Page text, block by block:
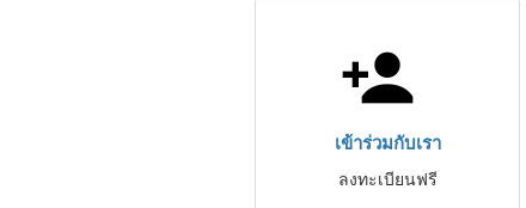
เข้าร่วมกับเรา
ลงทะเบียนฟรี